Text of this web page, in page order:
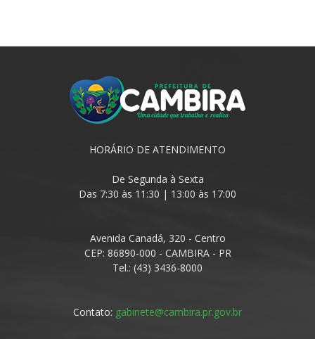
HORÁRIO DE ATENDIMENTO
De Segunda à Sexta
Das 7:30 às 11:30 | 13:00 às 17:00
Avenida Canadá, 320 - Centro
CEP: 86890-000 - CAMBIRA - PR
Tel.: (43) 3436-8000
Contato: gabinete@cambira.pr.gov.br